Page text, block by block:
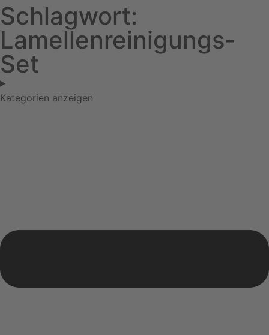
Schlagwort:
Lamellenreinigungs-
Set
Kategorien anzeigen